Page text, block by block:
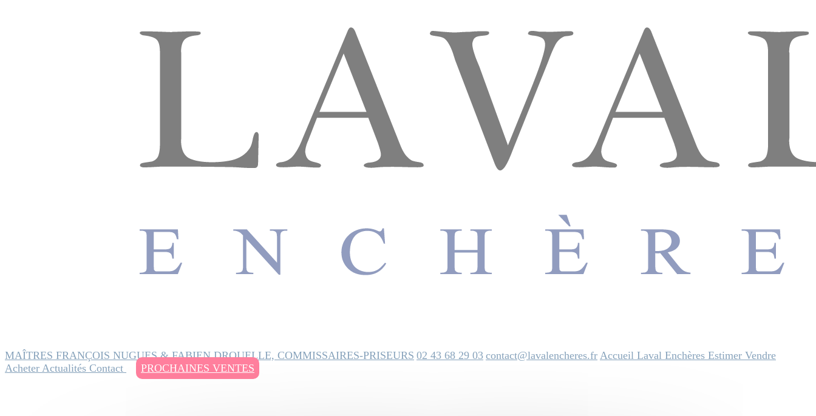
MAÎTRES FRANÇOIS NUGUES & FABIEN DROUELLE, COMMISSAIRES-PRISEURS 02 43 68 29 03 contact@lavalencheres.fr Accueil Laval Enchères Estimer Vendre
Acheter Actualités Contact PROCHAINES VENTES